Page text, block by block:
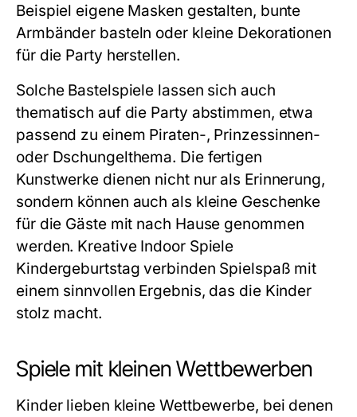
Beispiel eigene Masken gestalten, bunte
Armbänder basteln oder kleine Dekorationen
für die Party herstellen.
Solche Bastelspiele lassen sich auch
thematisch auf die Party abstimmen, etwa
passend zu einem Piraten-, Prinzessinnen-
oder Dschungelthema. Die fertigen
Kunstwerke dienen nicht nur als Erinnerung,
sondern können auch als kleine Geschenke
für die Gäste mit nach Hause genommen
werden. Kreative Indoor Spiele
Kindergeburtstag verbinden Spielspaß mit
einem sinnvollen Ergebnis, das die Kinder
stolz macht.
Spiele mit kleinen Wettbewerben
Kinder lieben kleine Wettbewerbe, bei denen